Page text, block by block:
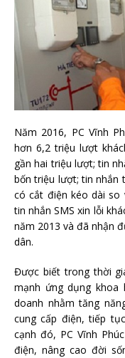
Năm 2016, PC Vĩnh
hơn 6,2 triệu lượt
gần hai triệu lượt; tin
bốn triệu lượt; tin nhắn
có cắt điện kéo dài so
tin nhắn SMS xin lỗi
năm 2013 và đã nhận
dân.
Được biết trong thời
mạnh ứng dụng khoa
doanh nhằm tăng
cung cấp điện, tiếp
cạnh đó, PC Vĩnh
điện, nâng cao đời